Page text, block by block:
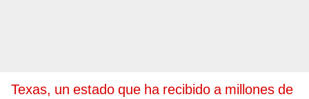
Texas, un estado que ha recibido a millones de